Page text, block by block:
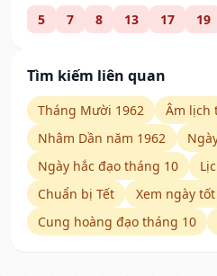
5 7 8 13 17 19
Tìm kiếm liên quan
Tháng Mười 1962
Âm lịch
Nhâm Dần năm 1962
Ngày hắc đạo tháng 10
Chuẩn bị Tết
Xem ngày
Cung hoàng đạo tháng 10